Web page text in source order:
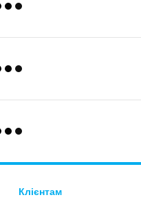
Клієнтам